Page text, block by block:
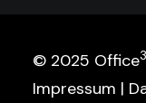
© 2025 Office
Impressum |